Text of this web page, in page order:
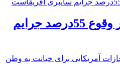
هوش مصنوعی، بستر وقوع 55درصد جرایم